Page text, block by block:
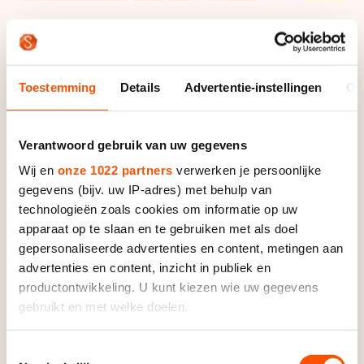
Toestemming Details Advertentie-instellingen
Verantwoord gebruik van uw gegevens
Wij en onze 1022 partners verwerken je persoonlijke
gegevens (bijv. uw IP-adres) met behulp van
technologieën zoals cookies om informatie op uw
apparaat op te slaan en te gebruiken met als doel
gepersonaliseerde advertenties en content, metingen aan
advertenties en content, inzicht in publiek en
productontwikkeling. U kunt kiezen wie uw gegevens
gebruikt en met welke doelen.
Een sterke halve finale leverde Van der Wart
uiteindelijk niet het felbegeerde startbewijs op voor de
eindstrijd. De 24-jarige Zuid-Hollander gaf zich op
dichtte hij het gat op de Zuid-Koreaan Byeong-Jun
Kim. Een fotofinish moest uitsluitsel geven, maar Van
der Wart kwam nipt tekort.
In de B-finale schaatste Van der Wart al snel achter
de feiten aan, een actie van de Brit Paul Stanley
bracht hem uit evenwicht, waardoor hij de winnaar
Jon Eley en de Duitser Robert Seifert moest laten
gaan. Hij eindigde als zevende.